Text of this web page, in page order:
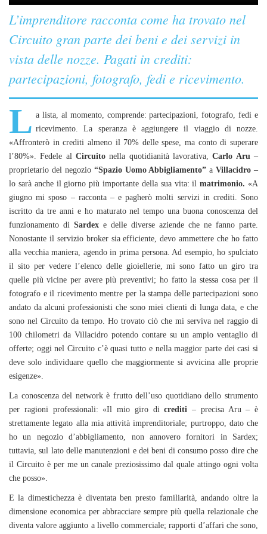
L’imprenditore racconta come ha trovato nel
Circuito gran parte dei beni e dei servizi in
vista delle nozze. Pagati in crediti:
partecipazioni, fotografo, fedi e ricevimento.
L a lista, al momento, comprende: partecipazioni, fotografo, fedi e
ricevimento. La speranza è aggiungere il viaggio di nozze.
«Affronterò in crediti almeno il 70% delle spese, ma conto di superare
l’80%». Fedele al Circuito nella quotidianità lavorativa,Carlo Aru–
proprietario del negozio “Spazio Uomo Abbigliamento” aVillacidro –
lo sarà anche il giorno più importante della sua vita: ilmatrimonio. «A
giugno mi sposo – racconta – e pagherò molti servizi in crediti. Sono
iscritto da tre anni e ho maturato nel tempo una buona conoscenza del
funzionamento di Sardex e delle diverse aziende che ne fanno parte.
Nonostante il servizio broker sia efficiente, devo ammettere che ho fatto
alla vecchia maniera, agendo in prima persona. Ad esempio, ho spulciato
il sito per vedere l’elenco delle gioiellerie, mi sono fatto un giro tra
quelle più vicine per avere più preventivi; ho fatto la stessa cosa per il
fotografo e il ricevimento mentre per la stampa delle partecipazioni sono
andato da alcuni professionisti che sono miei clienti di lunga data, e che
sono nel Circuito da tempo. Ho trovato ciò che mi serviva nel raggio di
100 chilometri da Villacidro potendo contare su un ampio ventaglio di
offerte; oggi nel Circuito c’è quasi tutto e nella maggior parte dei casi si
deve solo individuare quello che maggiormente si avvicina alle proprie
esigenze».
La conoscenza del network è frutto dell’uso quotidiano dello strumento
per ragioni professionali: «Il mio giro dicrediti – precisa Aru – è
strettamente legato alla mia attività imprenditoriale; purtroppo, dato che
ho un negozio d’abbigliamento, non annovero fornitori in Sardex;
tuttavia, sul lato delle manutenzioni e dei beni di consumo posso dire che
il Circuito è per me un canale preziosissimo dal quale attingo ogni volta
che posso».
E la dimestichezza è diventata ben presto familiarità, andando oltre la
dimensione economica per abbracciare sempre più quella relazionale che
diventa valore aggiunto a livello commerciale; rapporti d’affari che sono,